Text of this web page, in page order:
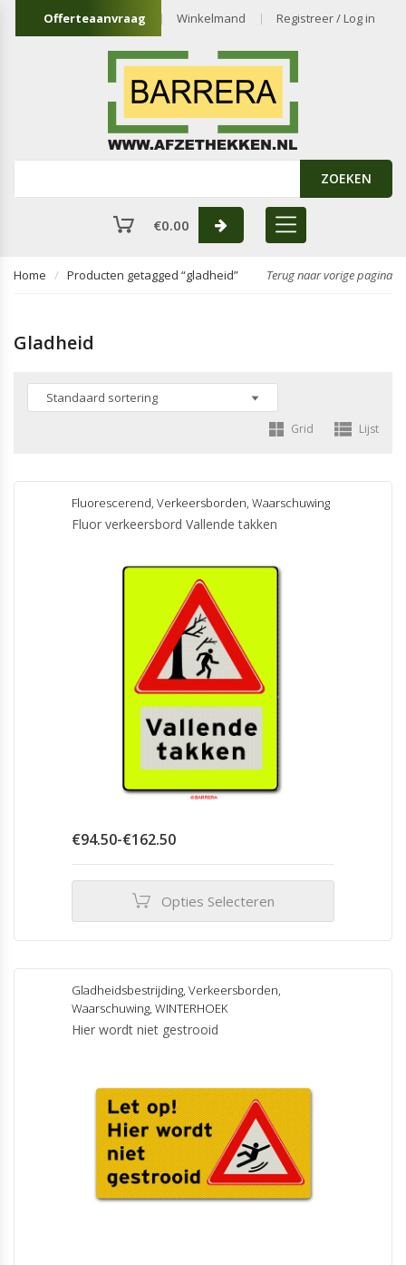
Offerteaanvraag Winkelmand Registreer / Log in
ZOEKEN
€0.00
Home Producten getagged “gladheid” Terug naar vorige pagina
Gladheid
Grid Lijst
Fluorescerend, Verkeersborden, Waarschuwing
Fluor verkeersbord Vallende takken
€94.50-€162.50Prijsklasse:
€162.50
Opties Selecteren
heeft
meerdere
variaties.
optie
worden
productpagina
Gladheidsbestrijding, Verkeersborden,
Waarschuwing, WINTERHOEK
Hier wordt niet gestrooid